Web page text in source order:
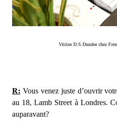
Vitrine D.S.Dundee chez
R: Vous venez juste d’ouvrir
au 18, Lamb Street à Londres.
auparavant?